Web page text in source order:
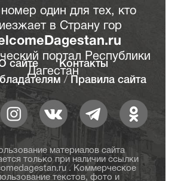
один для тех, кто
в Страну гор
портал Республики
Дагестан
сайте
Контакты
/ Правила сайта
материалов сайта
только при наличии ссылки
. Коммерческое
текстов, фото и